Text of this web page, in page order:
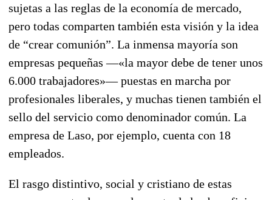
sujetas a las reglas de la economía de mercado,
pero todas comparten también esta visión y la idea
de “crear comunión”. La inmensa mayoría son
empresas pequeñas —«la mayor debe de tener unos
6.000 trabajadores»— puestas en marcha por
profesionales liberales, y muchas tienen también el
sello del servicio como denominador común. La
empresa de Laso, por ejemplo, cuenta con 18
empleados.
El rasgo distintivo, social y cristiano de estas